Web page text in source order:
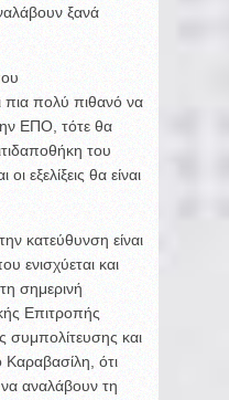
ξανά
πια πολύ πιθανό να
ΕΠΟ, τότε θα
του
εξελίξεις θα είναι
κατεύθυνση είναι
ενισχύεται και
σημερινή
Επιτροπής
συμπολίτευσης και
ότι
αναλάβουν τη